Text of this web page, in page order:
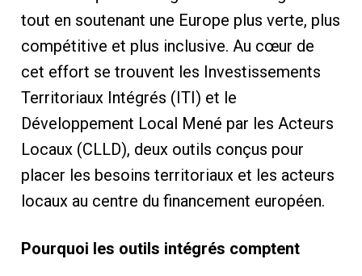
tout en soutenant une Europe plus verte, plus
compétitive et plus inclusive. Au cœur de
cet effort se trouvent les Investissements
Territoriaux Intégrés (ITI) et le
Développement Local Mené par les Acteurs
Locaux (CLLD), deux outils conçus pour
placer les besoins territoriaux et les acteurs
locaux au centre du financement européen.
Pourquoi les outils intégrés comptent